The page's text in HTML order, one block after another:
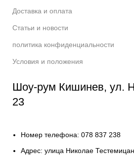
Доставка и оплата
Статьи и новости
политика конфиденциальности
Условия и положения
Шоу-рум Кишинев, ул.
23
Номер телефона: 078 837 238
Адрес: улица Николае